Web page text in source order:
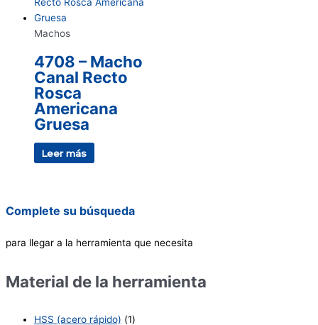
Machos
4708 – Macho
Canal Recto
Rosca
Americana
Gruesa
Leer más
Complete su búsqueda
para llegar a la herramienta que necesita
Material de la herramienta
HSS (acero rápido) (1)